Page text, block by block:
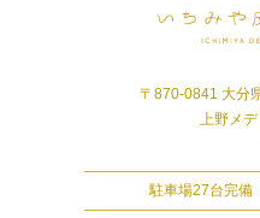
〒870-0841 大分
上野メ
駐車場27台完備